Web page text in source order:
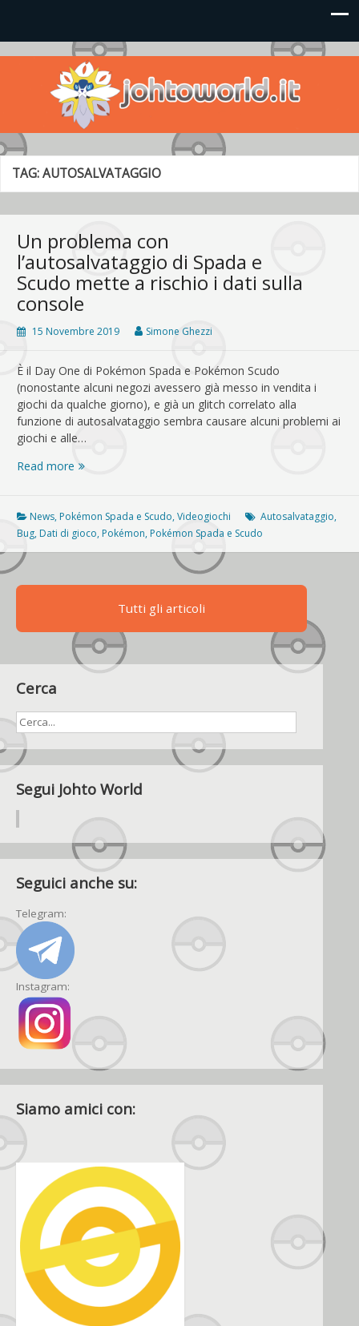
Johto World
Le novità più frizzanti dall'universo Pokémon e Nintendo
TAG:AUTOSALVATAGGIO
Un problema con
l’autosalvataggio di Spada e
Scudo mette a rischio i dati sulla
console
15 Novembre 2019 Simone Ghezzi
È il Day One di Pokémon Spada e Pokémon Scudo
(nonostante alcuni negozi avessero già messo in vendita i
giochi da qualche giorno), e già un glitch correlato alla
funzione di autosalvataggio sembra causare alcuni problemi ai
giochi e alle…
Read more Un
l’autosalvataggio
di
Spada
Scudo
rischio
i
dati
News, Pokémon Spada e Scudo,Videogiochi Autosalvataggio,
Bug, Dati di gioco, Pokémon, Pokémon Spada e Scudo
Tutti gli articoli
Cerca
Segui Johto World
Seguici anche su:
Telegram:
Instagram:
Siamo amici con: